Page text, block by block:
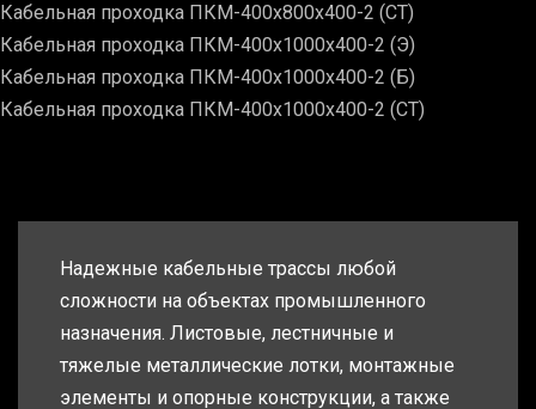
Кабельная проходка ПКМ-400х800х400-2 (СТ)
Кабельная проходка ПКМ-400х1000х400-2 (Э)
Кабельная проходка ПКМ-400х1000х400-2 (Б)
Кабельная проходка ПКМ-400х1000х400-2 (СТ)
Надежные кабельные трассы любой
сложности на объектах промышленного
назначения. Листовые, лестничные и
тяжелые металлические лотки, монтажные
элементы и опорные конструкции, а также